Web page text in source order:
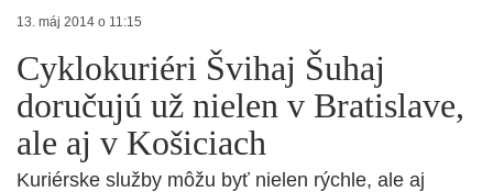
13. máj 2014 o 11:15
Cyklokuriéri Švihaj Šuhaj
doručujú už nielen v Bratislave,
ale aj v Košiciach
Kuriérske služby môžu byť nielen rýchle, ale aj